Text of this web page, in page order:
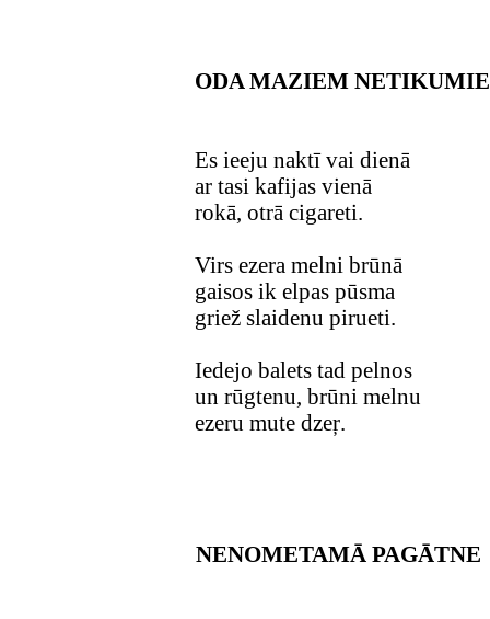
ODA MAZIEM
Es ieeju naktī vai dienā
ar tasi kafijas vienā
rokā, otrā cigareti.
Virs ezera melni brūnā
gaisos ik elpas pūsma
griež slaidenu pirueti.
Iedejo balets tad pelnos
un rūgtenu, brūni melnu
ezeru mute dzeŗ.
NENOMETAMĀ PAGĀTNE